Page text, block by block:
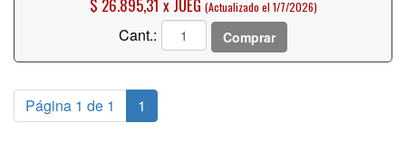
$ 26.895,31 x JUEG (Actualizado el 1/7/2026)
Cant.: Comprar
Página 1 de 1 1